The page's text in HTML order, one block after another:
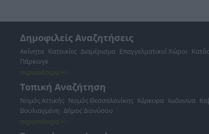
Δημοφιλείς Αναζητήσεις
Ακίνητα Κατοικίες Διαμέρισμα Επαγγελματικοί Χώροι
Πάρκινγκ
περισσότερα >>
Τοπική Αναζήτηση
Νομός Αττικής Νομός Θεσσαλονίκης Κέρκυρα Ιωάννινα
Βουλιαγμένη Δήμος Διονύσου
περισσότερα >>